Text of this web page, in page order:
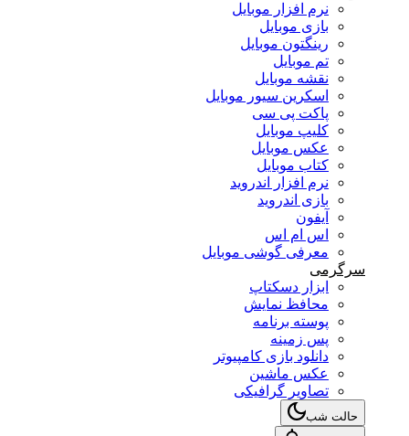
نرم افزار موبایل
بازی موبایل
رینگتون موبایل
تم موبایل
نقشه موبایل
اسکرین سیور موبایل
پاکت پی سی
کلیپ موبایل
عکس موبایل
کتاب موبایل
نرم افزار اندروید
بازی اندروید
آیفون
اس ام اس
معرفی گوشی موبایل
سرگرمی
ابزار دسکتاپ
محافظ نمایش
پوسته برنامه
پس زمینه
دانلود بازی کامپیوتر
عکس ماشین
تصاویر گرافیکی
حالت شب